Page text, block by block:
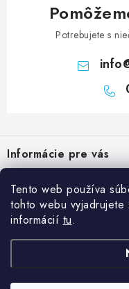
Tento web používa
tohto webu
informácií tu.
Potrebujete s
info
p
ä
Informácie pre vás
Obchodné podmienky
Ochrana osobných údajov
Kategórie
Sprchové dvere
Sprchové kúty a vaničky
Vane
Blog
Kedy rekonštruovať
dobrý investičný krok?